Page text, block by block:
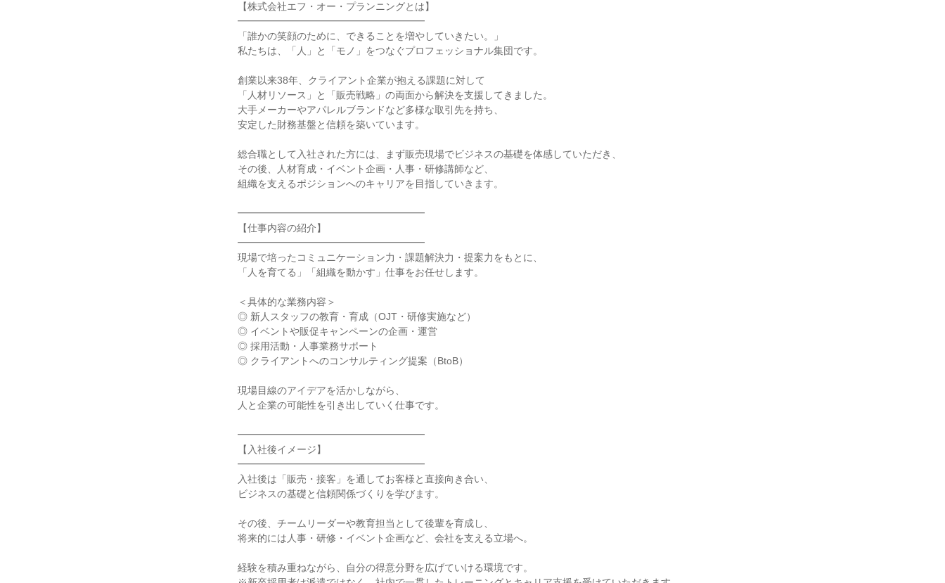
【株式会社エフ・オー・プランニングとは】
━━━━━━━━━━━━━━━━━━━
「誰かの笑顔のために、できることを増やしていきたい。」
私たちは、「人」と「モノ」をつなぐプロフェッショナル集団です。
創業以来38年、クライアント企業が抱える課題に対して
「人材リソース」と「販売戦略」の両面から解決を支援してきました。
大手メーカーやアパレルブランドなど多様な取引先を持ち、
安定した財務基盤と信頼を築いています。
総合職として入社された方には、まず販売現場でビジネスの基礎を体感していただき、
その後、人材育成・イベント企画・人事・研修講師など、
組織を支えるポジションへのキャリアを目指していきます。
━━━━━━━━━━━━━━━━━━━
【仕事内容の紹介】
━━━━━━━━━━━━━━━━━━━
現場で培ったコミュニケーション力・課題解決力・提案力をもとに、
「人を育てる」「組織を動かす」仕事をお任せします。
＜具体的な業務内容＞
◎ 新人スタッフの教育・育成（OJT・研修実施など）
◎ イベントや販促キャンペーンの企画・運営
◎ 採用活動・人事業務サポート
◎ クライアントへのコンサルティング提案（BtoB）
現場目線のアイデアを活かしながら、
人と企業の可能性を引き出していく仕事です。
━━━━━━━━━━━━━━━━━━━
【入社後イメージ】
━━━━━━━━━━━━━━━━━━━
入社後は「販売・接客」を通してお客様と直接向き合い、
ビジネスの基礎と信頼関係づくりを学びます。
その後、チームリーダーや教育担当として後輩を育成し、
将来的には人事・研修・イベント企画など、会社を支える立場へ。
経験を積み重ねながら、自分の得意分野を広げていける環境です。